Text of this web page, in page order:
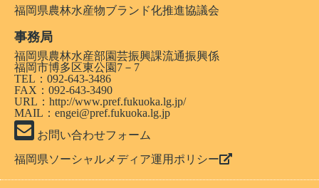
福岡県農林水産物ブランド化推進協議会
事務局
福岡県農林水産部園芸振興課流通振興係
福岡市博多区東公園7－7
TEL：092-643-3486
FAX：092-643-3490
URL： http://www.pref.fukuoka.lg.jp/
MAIL：engei@pref.fukuoka.lg.jp
お問い合わせフォーム
福岡県ソーシャルメディア運用ポリシー